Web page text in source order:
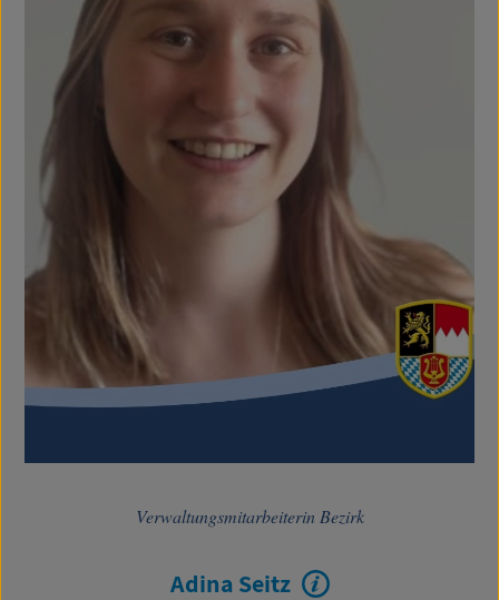
Verwaltungsmitarbeiterin Bezirk
Adina Seitz